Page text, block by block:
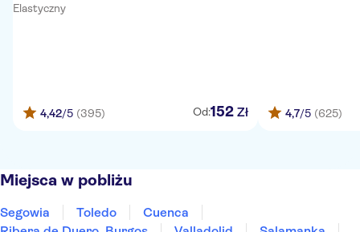
Elastyczny
4,42/5 (395) Od:152 Zł 4,7/5 (625)
Miejsca w pobliżu
Segowia Toledo
Cuenca